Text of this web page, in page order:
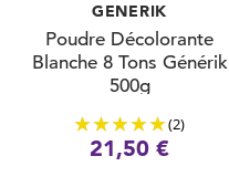
GENERIK
Poudre Décolorante
Blanche 8 Tons Générik
500g
(2)
21,50 €